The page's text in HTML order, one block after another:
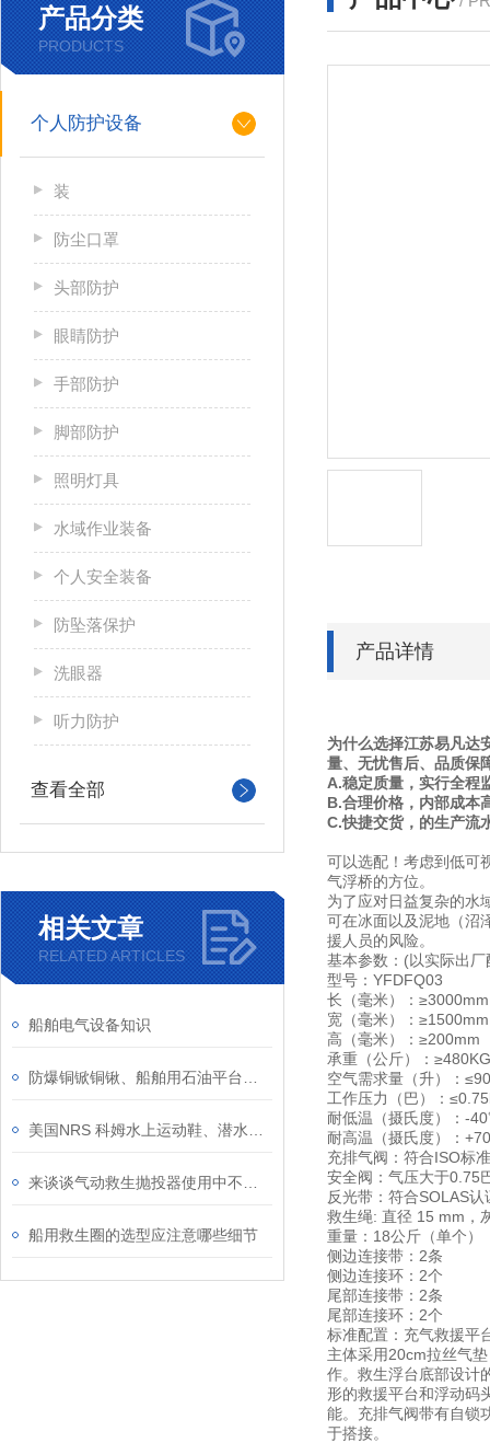
产品分类
PRODUCTS
个人防护设备
装
防尘口罩
头部防护
眼睛防护
手部防护
脚部防护
照明灯具
水域作业装备
个人安全装备
防坠落保护
洗眼器
听力防护
查看全部
相关文章
RELATED ARTICLES
船舶电气设备知识
船用救生圈的选型应注意哪些细节
产品详情
为什么选择江苏易凡达
量、无忧售后、品质保
A.稳定质量，实行全程
B.合理价格，内部成本
C.快捷交货，的生产流
可以选配！考虑到低可
气浮桥的方位。
为了应对日益复杂的水
可在冰面以及泥地（沼
援人员的风险。
基本参数：(以实际出
型号：YFDFQ03
长（毫米）：≥3000mm
宽（毫米）：≥1500mm
高（毫米）：≥200mm
承重（公斤）：≥480KG
空气需求量（升）：
工作压力（巴）：
耐低温（摄氏度）：-
耐高温（摄氏度）：
充排气阀：符合ISO标准
安全阀：气压大于0.75
反光带：符合SOLAS
救生绳: 直径 15 mm，
重量：18公斤（单个）
侧边连接带：2条
侧边连接环：2个
尾部连接带：2条
尾部连接环：2个
标准配置：充气救援平
主体采用20cm拉丝气
作。救生浮台底部设计
形的救援平台和浮动码
能。充排气阀带有自锁
于搭接。